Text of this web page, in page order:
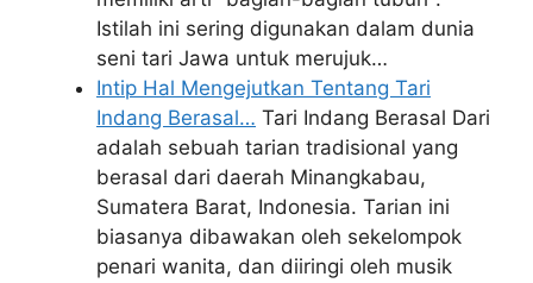
Istilah ini sering digunakan dalam dunia
seni tari Jawa untuk merujuk…
Intip Hal Mengejutkan Tentang Tari
Indang Berasal… Tari Indang Berasal Dari
adalah sebuah tarian tradisional yang
berasal dari daerah Minangkabau,
Sumatera Barat, Indonesia. Tarian ini
biasanya dibawakan oleh sekelompok
penari wanita, dan diiringi oleh musik